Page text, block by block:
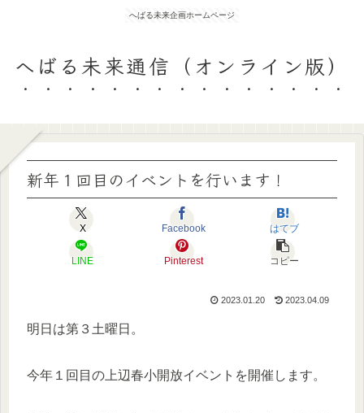
へばる未来企画ホームページ
へばる未来通信（オンライン版）
新年１回目のイベントを行います！
X Facebook はてブ
LINE Pinterest コピー
2023.01.20 2023.04.09
明日は第３土曜日。
今年１回目の上辺春小開放イベントを開催します。